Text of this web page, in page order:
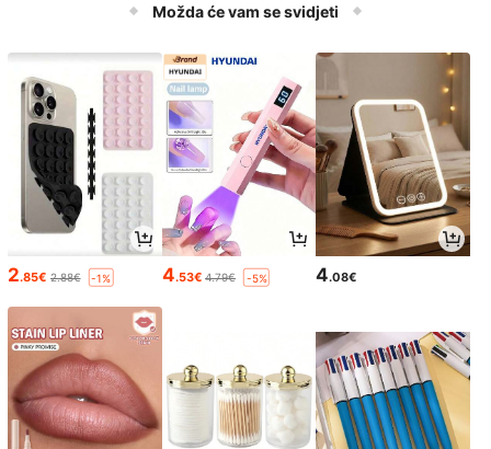
Možda će vam se svidjeti
2.85€ 2.88€ -1% 4.53€ 4.79€ -5% 4.08€